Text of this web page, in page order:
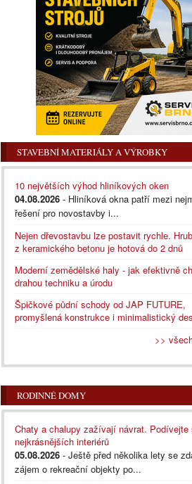
STAVEBNÍ MATERIÁLY A VÝROBKY
10 největších výhod hliníkových oken
04.08.2026 - Hliníková okna patří mezi
řešení pro novostavby i...
Nejen dřevostavbu lze postavit rychle.
z keramického betonu je hotová do 2 dnů
Moderní zemědělské haly - jak efektivně
drahou techniku a úrodu
Špičkové půdní schody od JAP FUTURE,
promyšlená konstrukce i minimalistický
>>
RODINNÉ DOMY
Chaty a chalupy zažívají návrat. Podívejte
nejkrásnějších interiérů
05.08.2026 - Ještě před několika lety se
zájem o rekreační objekty po...